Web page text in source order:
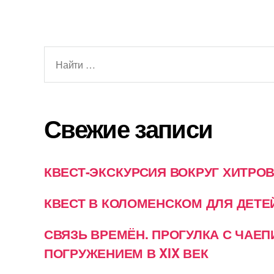
Свежие записи
КВЕСТ-ЭКСКУРСИЯ ВОКРУГ
КВЕСТ В КОЛОМЕНСКОМ ДЛЯ
СВЯЗЬ ВРЕМЁН. ПРОГУЛКА С
ПОГРУЖЕНИЕМ В XIX ВЕК